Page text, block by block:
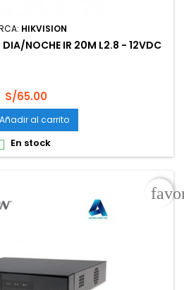
HIKVISION
DIA/NOCHE IR 20M L2.8 - 12VDC
Precio
S/65.00
Añadir al carrito
En stock